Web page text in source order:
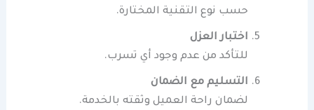
حسب نوع التقنية المختارة.
اختبار العزل
للتأكد من عدم وجود أي تسرب.
التسليم مع الضمان
لضمان راحة العميل وثقته بالخدمة.